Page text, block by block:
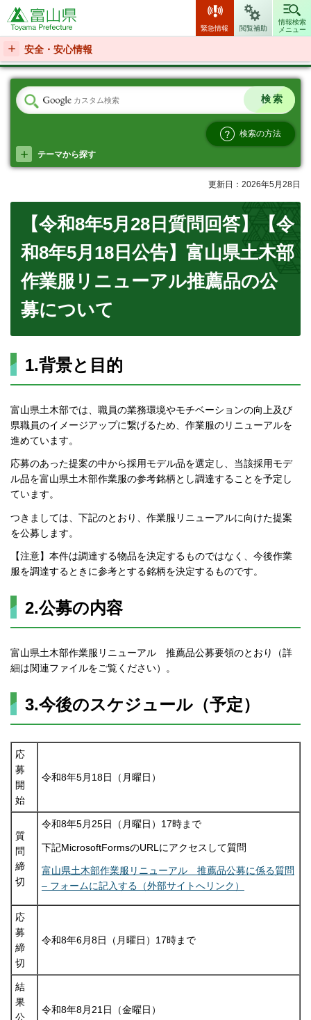
富山県
緊急情報 閲覧補助
情報検索
メニュー
安全・安心情報
検索の方法
テーマから探す
更新日：2026年5月28日
【令和8年5月28日質問回答】【令
和8年5月18日公告】富山県土木部
作業服リニューアル推薦品の公
募について
1.背景と目的
富山県土木部では、職員の業務環境やモチベーションの向上及び
県職員のイメージアップに繋げるため、作業服のリニューアルを
進めています。
応募のあった提案の中から採用モデル品を選定し、当該採用モデ
ル品を富山県土木部作業服の参考銘柄とし調達することを予定し
ています。
つきましては、下記のとおり、作業服リニューアルに向けた提案
を公募します。
【注意】本件は調達する物品を決定するものではなく、今後作業
服を調達するときに参考とする銘柄を決定するものです。
2.公募の内容
富山県土木部作業服リニューアル 推薦品公募要領のとおり（詳
細は関連ファイルをご覧ください）。
3.今後のスケジュール（予定）
応
募
開
始
令和8年5月18日（月曜日）
質
問
締
切
令和8年5月25日（月曜日）17時まで
下記MicrosoftFormsのURLにアクセスして質問
富山県土木部作業服リニューアル 推薦品公募に係る質問
– フォーム​に記入する（外部サイトへリンク）
応
募
締
切
令和8年6月8日（月曜日）17時まで
結
果
公
令和8年8月21日（金曜日）